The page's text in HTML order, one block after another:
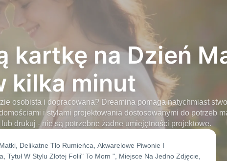
kartkę na Dzień
kilka minut
osobista i dopracowana? Dreamina pomaga natychmiast
i stylami projektowania dostosowanymi do potrzeb
drukuj - nie są potrzebne żadne umiejętności projektowe.